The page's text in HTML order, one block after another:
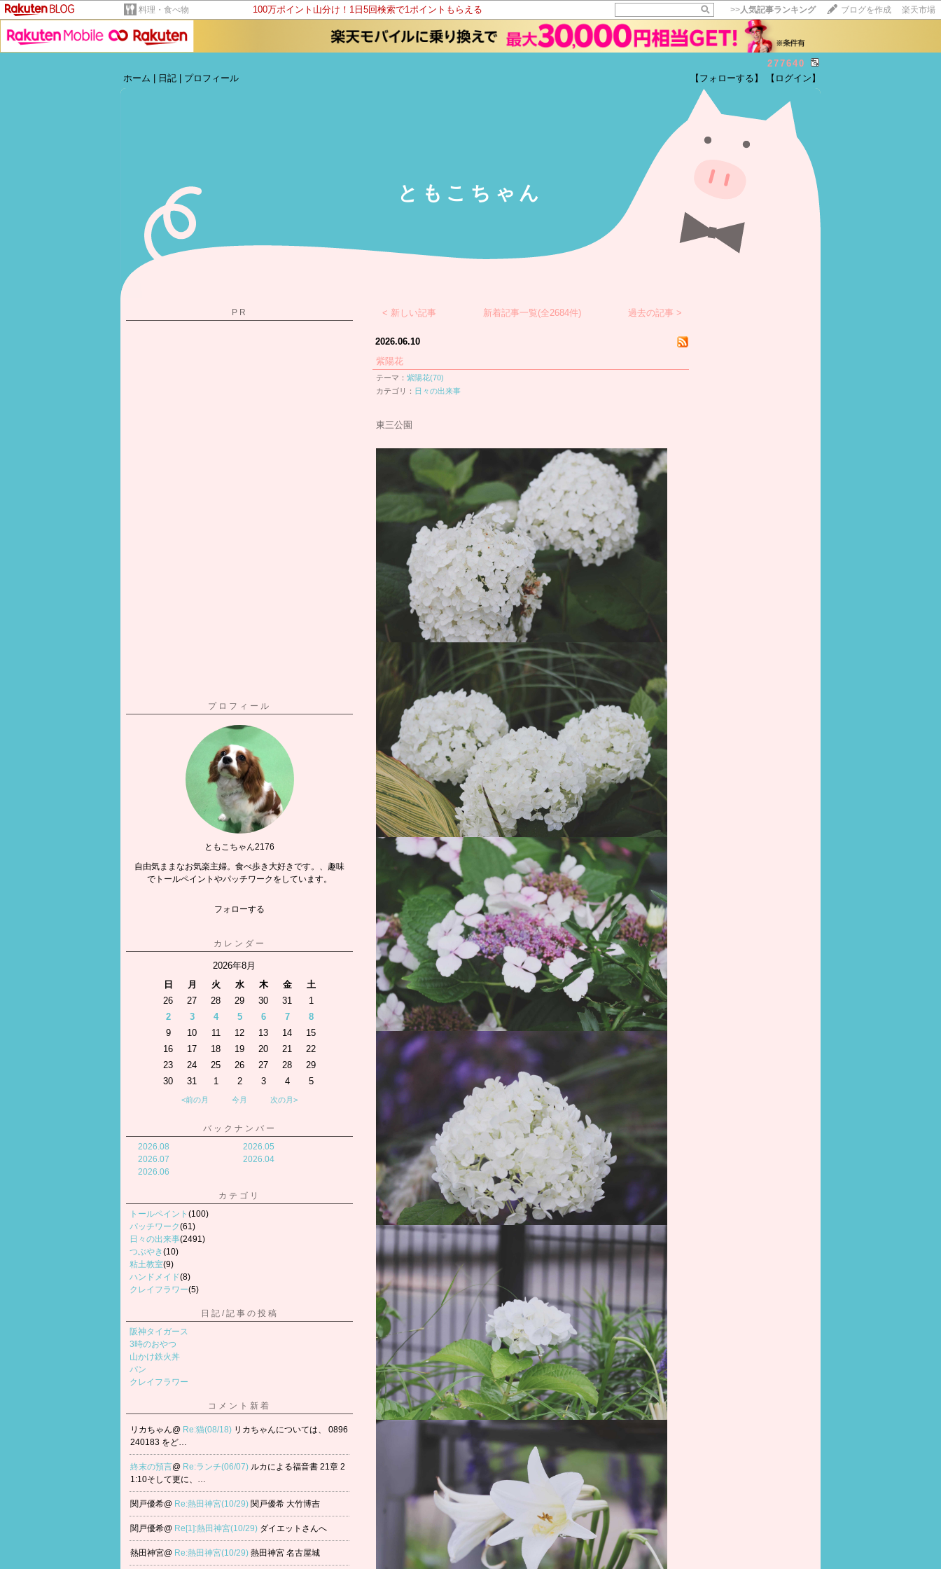
料理・食べ物 100万ポイント山分け！1日5回検索で1ポイントもらえる >>人気記事ランキング ブログを作成 楽天市場
277640
ホーム
日記 プロフィール 【フォローする】 【ログイン】
ともこちゃん
いいね!
PR
プロフィール
ともこちゃん2176
自由気ままなお気楽主婦。食べ歩き大好きです。、趣味
でトールペイントやパッチワークをしています。
フォローする
カレンダー
2026年8月
日
月 火 水 木 金
土
26
27 28 29 30 31
1
2
3 4 5 6 7
8
9
10 11 12 13 14
15
16
17 18 19 20 21
22
23
24 25 26 27 28
29
30
31 1 2 3 4 5
<前の月 今月 次の月>
バックナンバー
2026.08
2026.07
2026.06
2026.05
2026.04
カテゴリ
トールペイント (100)
パッチワーク(61)
日々の出来事(2491)
つぶやき(10)
粘土教室(9)
ハンドメイド(8)
クレイフラワー(5)
日記/記事の投稿
阪神タイガース
3時のおやつ
山かけ鉄火丼
パン
クレイフラワー
コメント新着
リカちゃん@ Re:猫(08/18) リカちゃんについては、 0896
240183 をど…
終末の預言@ Re:ランチ(06/07) ルカによる福音書 21章 2
1:10そして更に、…
関戸優希@ Re:熱田神宮(10/29) 関戸優希 大竹博吉
関戸優希@ Re[1]:熱田神宮(10/29) ダイエットさんへ
熱田神宮@ Re:熱田神宮(10/29) 熱田神宮 名古屋城
< 新しい記事 新着記事一覧(全2684件) 過去の記事 >
2026.06.10
紫陽花
テーマ： 紫陽花(70)
カテゴリ： 日々の出来事
東三公園